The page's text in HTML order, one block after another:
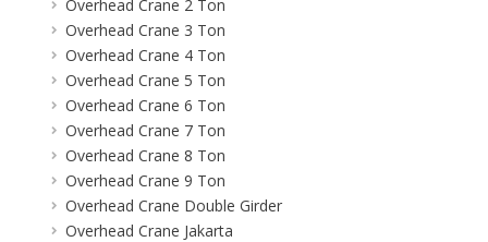
Overhead Crane 2 Ton
Overhead Crane 3 Ton
Overhead Crane 4 Ton
Overhead Crane 5 Ton
Overhead Crane 6 Ton
Overhead Crane 7 Ton
Overhead Crane 8 Ton
Overhead Crane 9 Ton
Overhead Crane Double Girder
Overhead Crane Jakarta